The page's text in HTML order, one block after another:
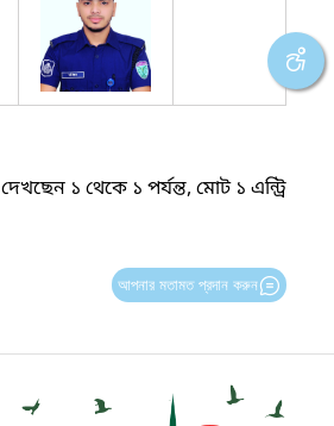
দেখছেন ১ থেকে ১ পর্যন্ত, মোট ১ এন্ট্রি
আপনার মতামত প্রদান করুন